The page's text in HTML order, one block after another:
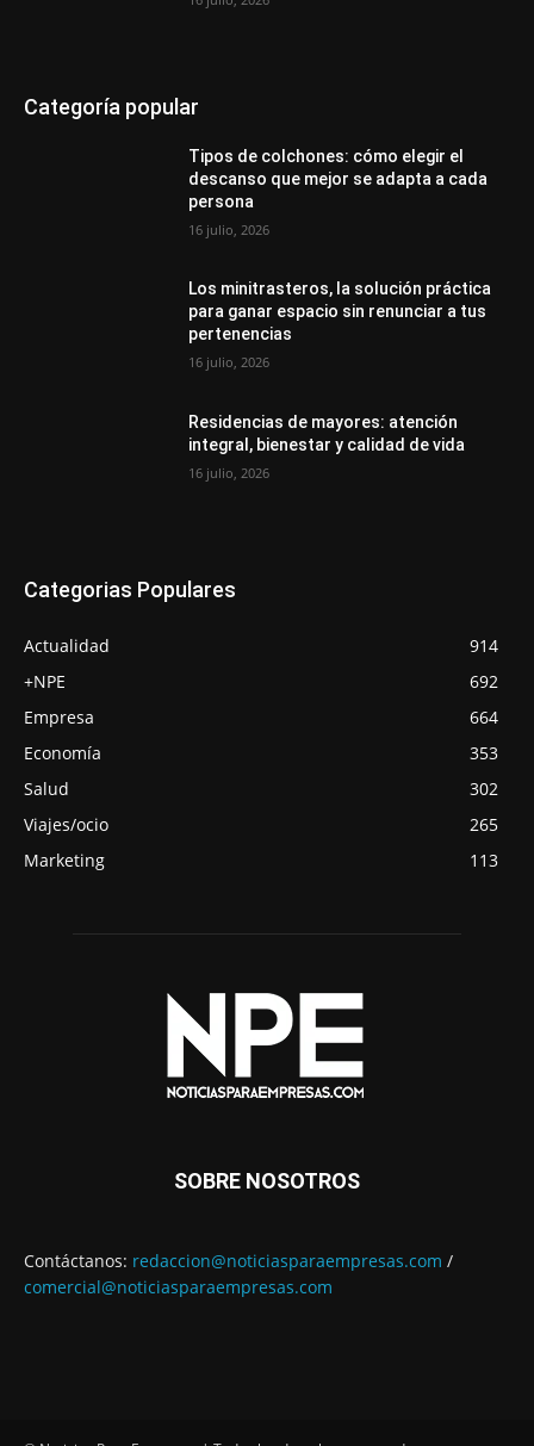
Categoría popular
Tipos de colchones: cómo elegir el
descanso que mejor se adapta a cada
persona
16 julio, 2026
Los minitrasteros, la solución práctica
para ganar espacio sin renunciar a tus
pertenencias
16 julio, 2026
Residencias de mayores: atención
integral, bienestar y calidad de vida
16 julio, 2026
Categorias Populares
Actualidad
914
+NPE
692
Empresa
664
Economía
353
Salud
302
Viajes/ocio
265
Marketing
113
SOBRE NOSOTROS
Contáctanos: redaccion@noticiasparaempresas.com /
comercial@noticiasparaempresas.com